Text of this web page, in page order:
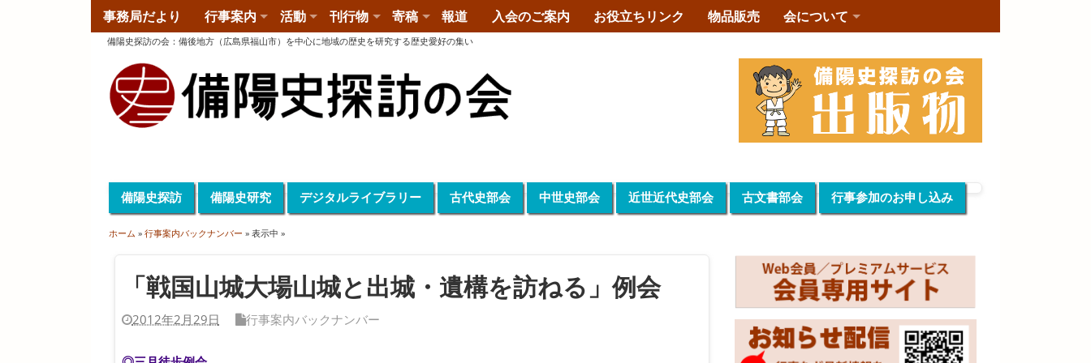
事務局だより 行事案内 活動 刊行物 寄稿 報道 入会のご案内 お役立ちリンク 物品販売 会について
備陽史探訪の会 ： 備後地方（広島県福山市）を中心に地域の歴史を研究する歴史愛好の集い
備陽史探訪 備陽史研究 デジタルライブラリー 古代史部会 中世史部会 近世近代史部会 古文書部会 行事参加のお申し込み
ホーム »行事案内バックナンバー » 表示中 »
「戦国山城大場山城と出城・遺構を訪ねる」例会
2012年2月29日 行事案内バックナンバー